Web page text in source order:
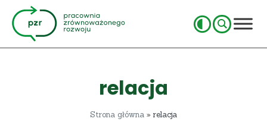
relacja
Strona główna » relacja